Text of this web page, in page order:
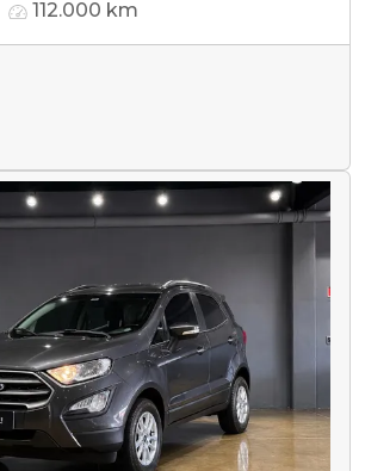
112.000 km